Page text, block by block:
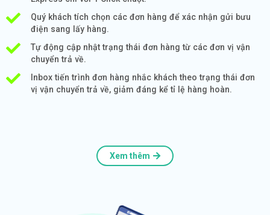
Quý khách tích chọn các đơn hàng để xác nhận gửi bưu
điện sang lấy hàng.
Tự động cập nhật trạng thái đơn hàng từ các đơn vị vận
chuyển trả về.
Inbox tiến trình đơn hàng nhắc khách theo trạng thái đơn
vị vận chuyển trả về, giảm đáng kể tỉ lệ hàng hoàn.
Xem thêm